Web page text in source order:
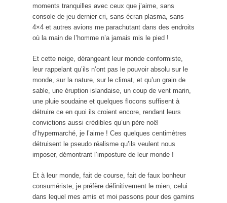
moments tranquilles avec ceux que j’aime, sans
console de jeu dernier cri, sans écran plasma, sans
4×4 et autres avions me parachutant dans des endroits
où la main de l’homme n’a jamais mis le pied !
Et cette neige, dérangeant leur monde conformiste,
leur rappelant qu’ils n’ont pas le pouvoir absolu sur le
monde, sur la nature, sur le climat, et qu’un grain de
sable, une éruption islandaise, un coup de vent marin,
une pluie soudaine et quelques flocons suffisent à
détruire ce en quoi ils croient encore, rendant leurs
convictions aussi crédibles qu’un père noël
d’hypermarché, je l’aime ! Ces quelques centimètres
détruisent le pseudo réalisme qu’ils veulent nous
imposer, démontrant l’imposture de leur monde !
Et à leur monde, fait de course, fait de faux bonheur
consumériste, je préfère définitivement le mien, celui
dans lequel mes amis et moi passons pour des gamins